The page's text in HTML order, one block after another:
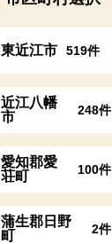
東近江市 519件
近江八幡
市
248件
愛知郡愛
荘町
100件
蒲生郡日野
町
2件